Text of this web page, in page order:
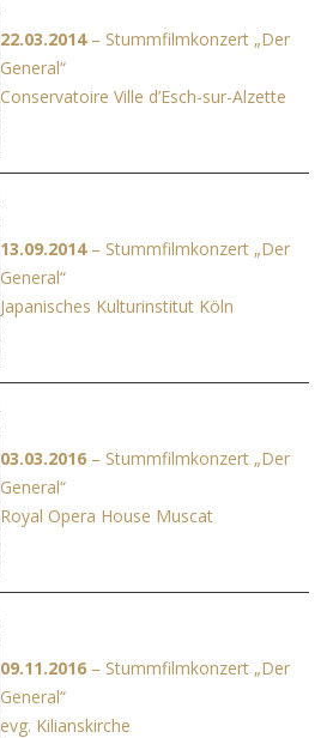
22.03.2014– Stummfilmkonzert „Der
General“
Conservatoire Ville d’Esch-sur-Alzette
13.09.2014– Stummfilmkonzert „Der
General“
Japanisches Kulturinstitut Köln
03.03.2016 – Stummfilmkonzert „Der
General“
Royal Opera House Muscat
09.11.2016 – Stummfilmkonzert „Der
General“
evg. Kilianskirche